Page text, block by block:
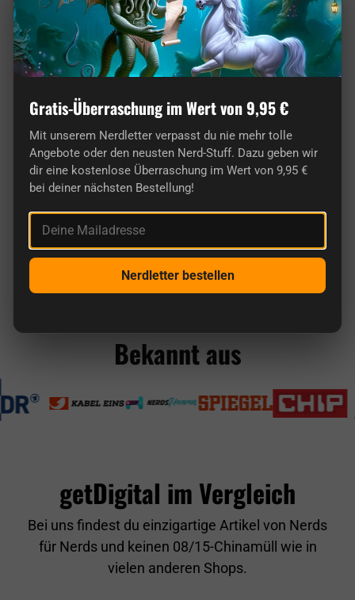
Von Nerds für Nerds: Unser Shop ist pure
Leidenschaft!
Hier findest du wirklich originelle Geschenke
für Nerds.
Bekannt aus
getDigital im Vergleich
Bei uns findest du einzigartige Artikel von Nerds
für Nerds und keinen 08/15-Chinamüll wie in
vielen anderen Shops.
Gratis-Überraschung im Wert von 9,95 €
Mit unserem Nerdletter verpasst du nie mehr tolle
Angebote oder den neusten Nerd-Stuff. Dazu geben wir
dir eine kostenlose Überraschung im Wert von 9,95 €
bei deiner nächsten Bestellung!
Deine Mailadresse
Nerdletter bestellen